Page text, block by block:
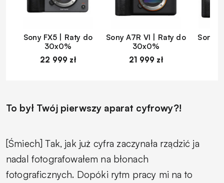
Sony FX5 | Raty do
30x0%
22 999 zł
Sony A7R VI | Raty do
30x0%
21 999 zł
Sony
To był Twój pierwszy aparat cyfrowy?!
[Śmiech] Tak, jak już cyfra zaczynała rządzić ja
nadal fotografowałem na błonach
fotograficznych. Dopóki rytm pracy mi na to